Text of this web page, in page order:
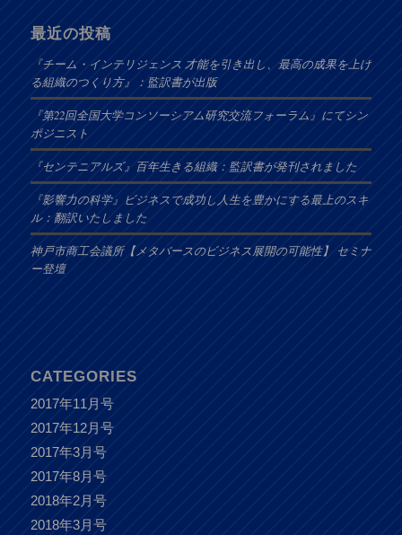
最近の投稿
『チーム・インテリジェンス 才能を引き出し、最高の成果を上げ
る組織のつくり方』：監訳書が出版
『第22回全国大学コンソーシアム研究交流フォーラム』にてシン
ポジニスト
『センテニアルズ』百年生きる組織：監訳書が発刊されました
『影響力の科学』ビジネスで成功し人生を豊かにする最上のスキ
ル：翻訳いたしました
神戸市商工会議所【メタバースのビジネス展開の可能性】 セミナ
ー登壇
CATEGORIES
2017年11月号
2017年12月号
2017年3月号
2017年8月号
2018年2月号
2018年3月号